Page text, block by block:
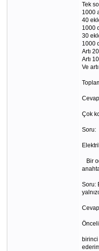
Tek
1000
40
1000
30
1000
Artı 20
Artı
Ve
Çok
Soru:
Bir
Soru:
birinci